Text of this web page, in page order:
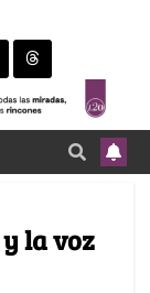
la voz